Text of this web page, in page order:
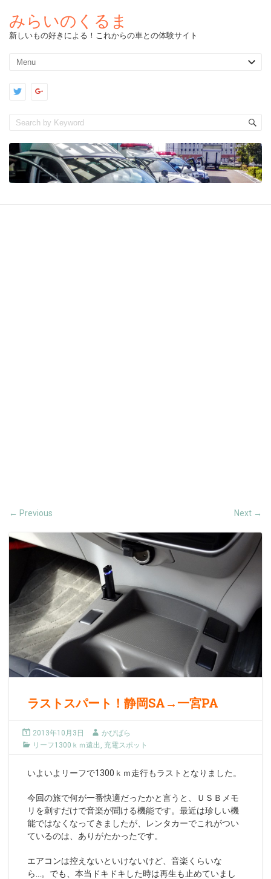
みらいのくるま
新しいもの好きによる！これからの車との体験サイト
← Previous Next →
ラストスパート！静岡SA→一宮PA
2013年10月3日
かぴばら
リーフ1300ｋｍ遠出 , 充電スポット
いよいよリーフで1300ｋｍ走行もラストとなりました。
今回の旅で何が一番快適だったかと言うと、ＵＳＢメモ
リを刺すだけで音楽が聞ける機能です。最近は珍しい機
能ではなくなってきましたが、レンタカーでこれがつい
ているのは、ありがたかったです。
エアコンは控えないといけないけど、音楽くらいな
ら…。でも、本当ドキドキした時は再生も止めていまし